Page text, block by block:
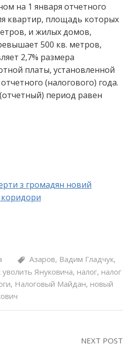
на 1 января отчетного
квартир, площадь которых
и жилых домов,
500 кв. метров,
2,7% размера
платы, установленной
(налогового) года.
период равен
з громадян новий
коридори
Азаров, Вадим Гладчук,
уволить Януковича, налог, налог
, Налоговый Майдан, новый
NEXT POST